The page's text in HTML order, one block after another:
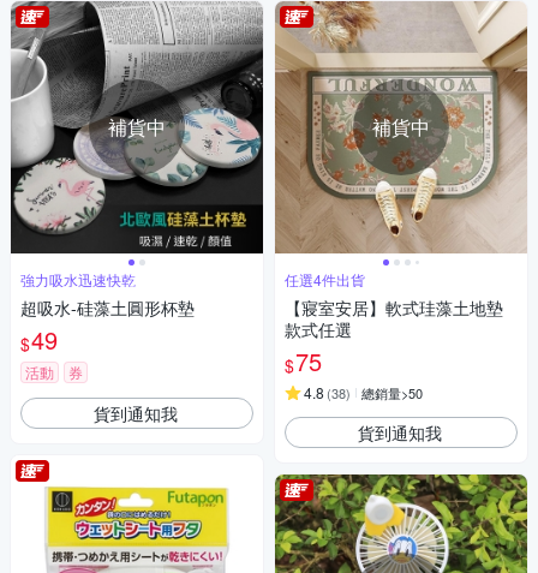
補貨中
強力吸水迅速快乾
超吸水-硅藻土圓形杯墊
$49
活動 券
貨到通知我
補貨中
任選4件出貨
【寢室安居】軟式珪藻土地墊
款式任選
$75
4.8 (38) 總銷量>50
貨到通知我